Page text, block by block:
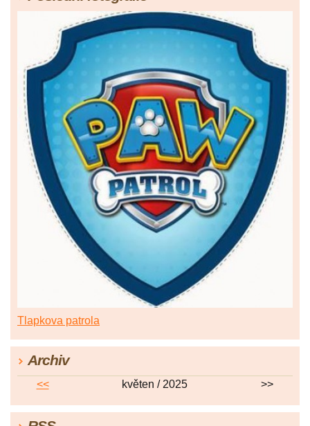
Tlapkova patrola
Archiv
<< květen / 2025 >>